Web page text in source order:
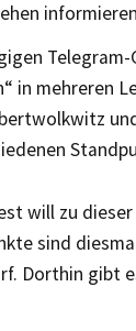
in mehreren
will zu
sind
Dorthin gibt